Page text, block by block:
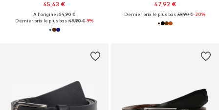
45,43 €
À l'origine : 64,90 €
Dernier prix le plus bas :49,90 €-9%
47,92 €
Dernier prix le plus bas :59,90 €-20%